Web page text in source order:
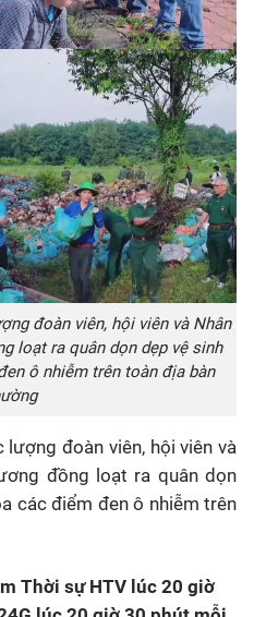
đoàn viên, hội viên và Nhân
loạt ra quân dọn dẹp vệ sinh
ô nhiễm trên toàn địa bàn
đoàn viên, hội viên và
đồng loạt ra quân dọn
các điểm đen ô nhiễm trên
Thời sự HTV lúc 20 giờ